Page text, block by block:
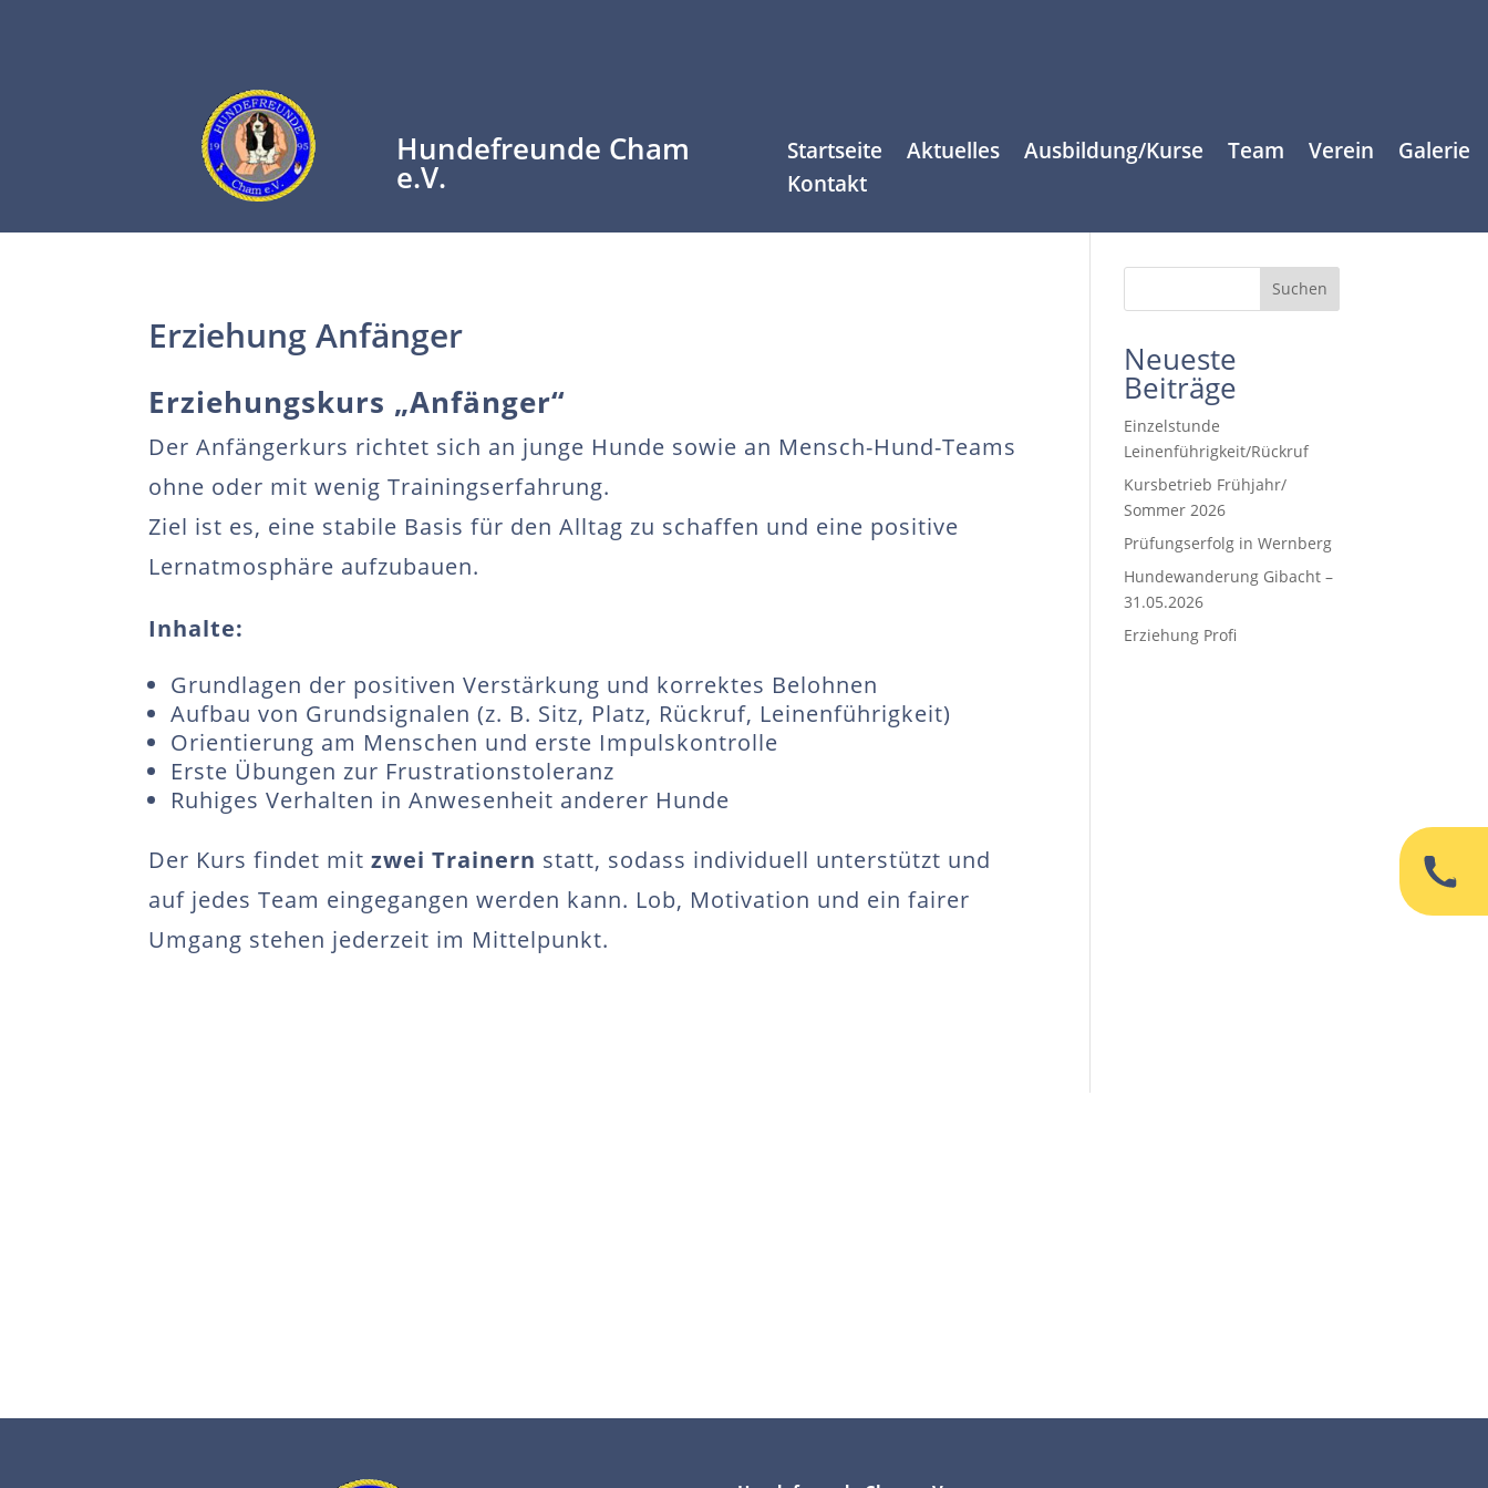
Hundefreunde Cham
e.V.
Startseite Aktuelles Ausbildung/Kurse Team Verein
Galerie
Kontakt
Erziehung Anfänger
Erziehungskurs „Anfänger“
Der Anfängerkurs richtet sich an junge Hunde sowie an Mensch-Hund-Teams
ohne oder mit wenig Trainingserfahrung.
Ziel ist es, eine stabile Basis für den Alltag zu schaffen und eine positive
Lernatmosphäre aufzubauen.
Inhalte:
Grundlagen der positiven Verstärkung und korrektes Belohnen
Aufbau von Grundsignalen (z. B. Sitz, Platz, Rückruf, Leinenführigkeit)
Orientierung am Menschen und erste Impulskontrolle
Erste Übungen zur Frustrationstoleranz
Ruhiges Verhalten in Anwesenheit anderer Hunde
Der Kurs findet mitzwei Trainern statt, sodass individuell unterstützt und
auf jedes Team eingegangen werden kann. Lob, Motivation und ein fairer
Umgang stehen jederzeit im Mittelpunkt.
Suchen
Neueste
Beiträge
Einzelstunde
Leinenführigkeit/Rückruf
Kursbetrieb Frühjahr/
Sommer 2026
Prüfungserfolg in Wernberg
Hundewanderung Gibacht –
31.05.2026
Erziehung Profi